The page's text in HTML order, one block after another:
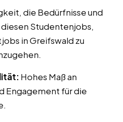
die Bedürfnisse und
Studentenjobs,
in Greifswald zu
Hohes Maß an
Engagement für die